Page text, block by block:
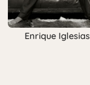
Enrique Iglesias